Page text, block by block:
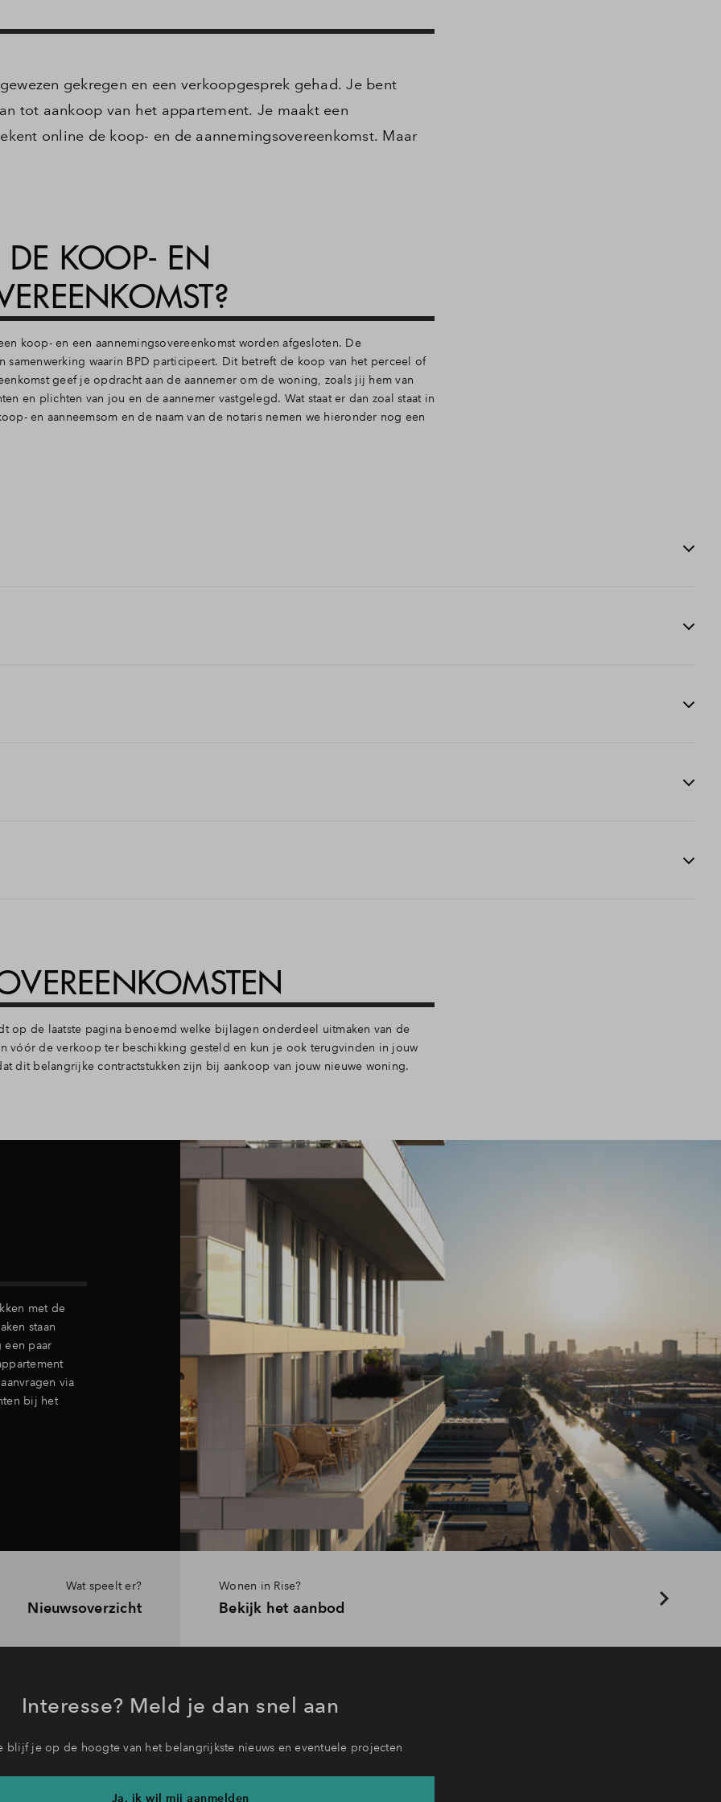
gekregen en een verkoopgesprek gehad. Je bent
tot aankoop van het appartement. Je maakt een
online de koop- en de aannemingsovereenkomst. Maar
DE KOOP- EN
koop- en een aannemingsovereenkomst worden afgesloten. De
samenwerking waarin BPD participeert. Dit betreft de koop van het perceel of
geef je opdracht aan de aannemer om de woning, zoals jij hem van
en plichten van jou en de aannemer vastgelegd. Wat staat er dan zoal staat in
en aanneemsom en de naam van de notaris nemen we hieronder nog een
voorbehoud van financiering. Dit betekent dat als je de hypotheek onverhoopt niet rond krijgt, je binnen 2 maanden de
zal van start gaan, zodra aan de opschortende voorwaarden is voldaan. Zo staat er doorgaans in alle
in dat jij de belasting, de kadastrale kosten en de kosten voor de leveringsakte bij de notaris niet zelf hoeft te
beschreven als werkbare werkdagen. Het aantal werkbare dagen vind je terug in de
op de laatste pagina benoemd welke bijlagen onderdeel uitmaken van de
vóór de verkoop ter beschikking gesteld en kun je ook terugvinden in jouw
dit belangrijke contractstukken zijn bij aankoop van jouw nieuwe woning.
met de
staan
paar
via
bij het
Wat speelt er?
Nieuwsoverzicht
Wonen in Rise?
Bekijk het aanbod
Interesse? Meld je dan snel aan
blijf je op de hoogte van het belangrijkste nieuws en eventuele projecten
Ja, ik wil mij aanmelden